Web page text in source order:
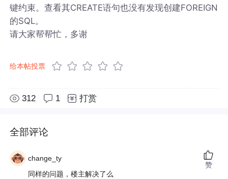
键约束。查看其CREATE语句也没有发现创建FOREIGN
的SQL。
请大家帮帮忙，多谢
给本帖投票
312 1 打赏
全部评论
change_ty
同样的问题，楼主解决了么
赞